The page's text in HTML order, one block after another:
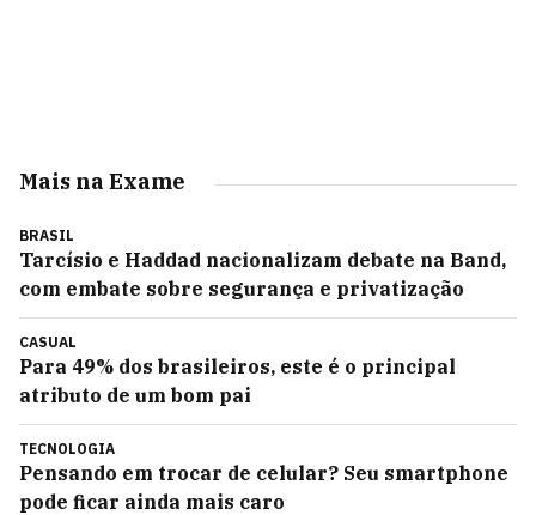
Mais na Exame
BRASIL
Tarcísio e Haddad nacionalizam debate na Band,
com embate sobre segurança e privatização
CASUAL
Para 49% dos brasileiros, este é o principal
atributo de um bom pai
TECNOLOGIA
Pensando em trocar de celular? Seu smartphone
pode ficar ainda mais caro